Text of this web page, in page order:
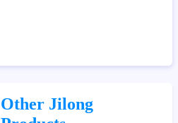
Other Jilong